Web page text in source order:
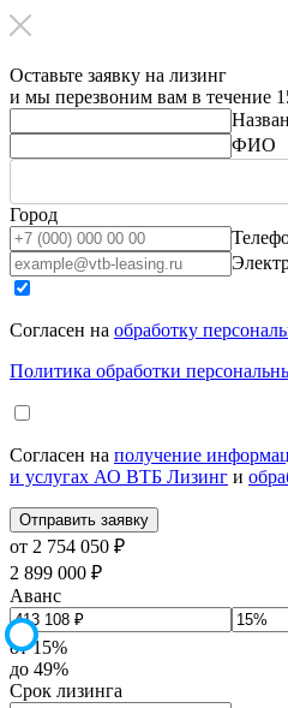
Оставьте заявку на лизинг
и мы перезвоним вам в течение
ФИО
Город
Согласен на обработку
Политика обработки
Согласен на получение
и услугах АО ВТБ Лизинг и
от 2 754 050 ₽
2 899 000 ₽
Аванс
от 15%
до 49%
Срок лизинга